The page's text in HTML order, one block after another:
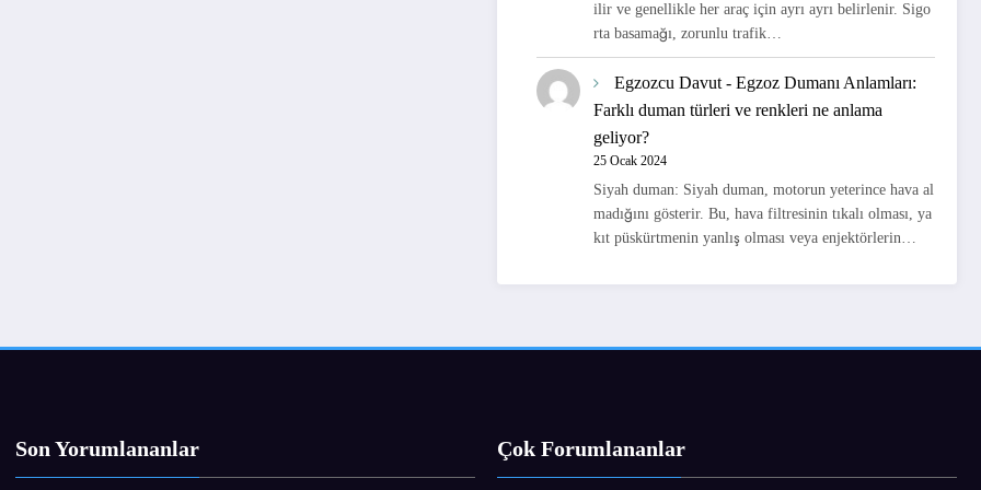
ilir ve genellikle her araç için ayrı ayrı belirlenir. Sigo
rta basamağı, zorunlu trafik…
Egzozcu Davut-Egzoz Dumanı Anlamları:
Farklı duman türleri ve renkleri ne anlama
geliyor?
25 Ocak 2024
Siyah duman: Siyah duman, motorun yeterince hava al
madığını gösterir. Bu, hava filtresinin tıkalı olması, ya
kıt püskürtmenin yanlış olması veya enjektörlerin…
Son Yorumlananlar Çok Forumlananlar